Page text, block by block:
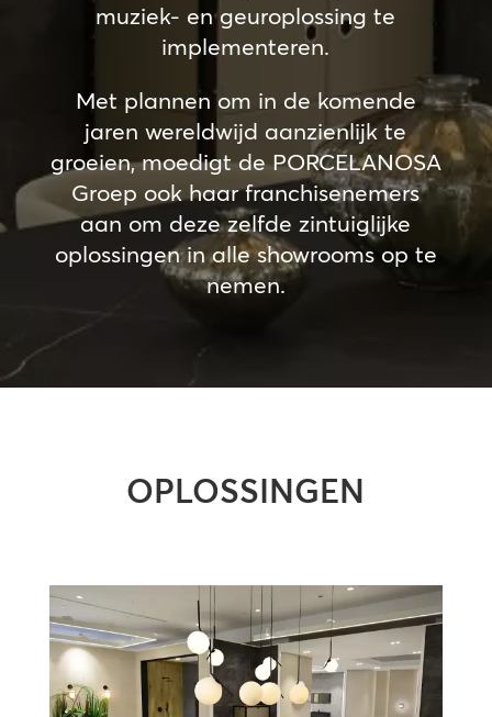
muziek- en geuroplossing te
implementeren.
Met plannen om in de komende
jaren wereldwijd aanzienlijk te
groeien, moedigt de PORCELANOSA
Groep ook haar franchisenemers
aan om deze zelfde zintuiglijke
oplossingen in alle showrooms op te
nemen.
OPLOSSINGEN